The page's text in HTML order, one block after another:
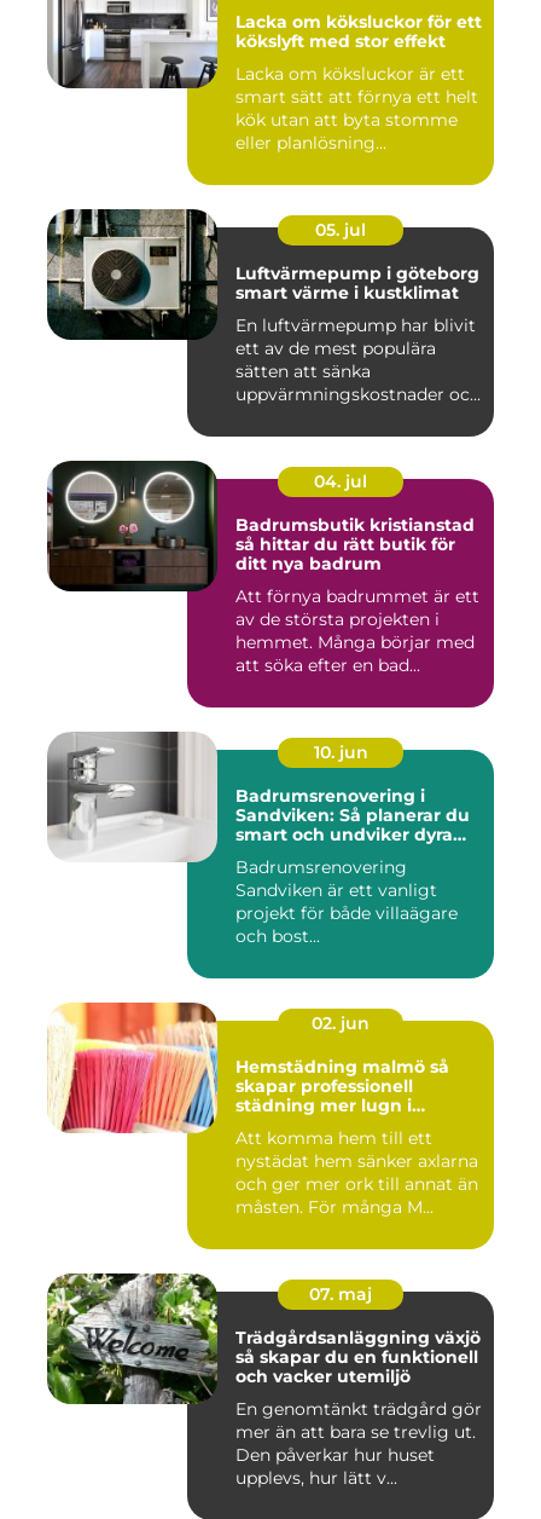
Lacka om köksluckor för ett
kökslyft med stor effekt
Lacka om köksluckor är ett
smart sätt att förnya ett helt
kök utan att byta stomme
eller planlösning...
05. jul
Luftvärmepump i göteborg
smart värme i kustklimat
En luftvärmepump har blivit
ett av de mest populära
sätten att sänka
uppvärmningskostnader och
04. jul
Badrumsbutik kristianstad
så hittar du rätt butik för
ditt nya badrum
Att förnya badrummet är ett
av de största projekten i
hemmet. Många börjar med
att söka efter en bad...
10. jun
Badrumsrenovering i
Sandviken: Så planerar du
smart och undviker dyra
Badrumsrenovering
Sandviken är ett vanligt
projekt för både villaägare
och bost...
02. jun
Hemstädning malmö så
skapar professionell
städning mer lugn i
Att komma hem till ett
nystädat hem sänker axlarna
och ger mer ork till annat än
måsten. För många M...
07. maj
Trädgårdsanläggning växjö
så skapar du en funktionell
och vacker utemiljö
En genomtänkt trädgård gör
mer än att bara se trevlig ut.
Den påverkar hur huset
upplevs, hur lätt v...